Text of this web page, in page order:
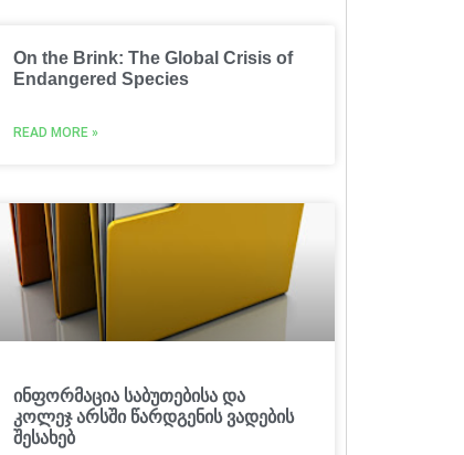
On the Brink: The Global Crisis of
Endangered Species
READ MORE »
ინფორმაცია საბუთებისა და
კოლეჯ არსში წარდგენის ვადების
შესახებ